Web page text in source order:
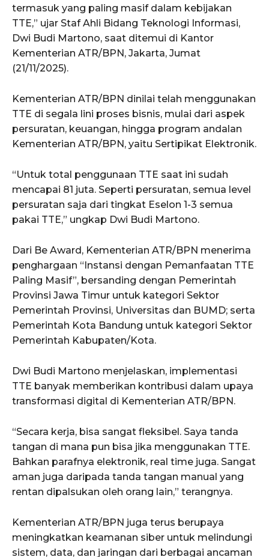
termasuk yang paling masif dalam kebijakan
TTE,” ujar Staf Ahli Bidang Teknologi Informasi,
Dwi Budi Martono, saat ditemui di Kantor
Kementerian ATR/BPN, Jakarta, Jumat
(21/11/2025).
Kementerian ATR/BPN dinilai telah menggunakan
TTE di segala lini proses bisnis, mulai dari aspek
persuratan, keuangan, hingga program andalan
Kementerian ATR/BPN, yaitu Sertipikat Elektronik.
“Untuk total penggunaan TTE saat ini sudah
mencapai 81 juta. Seperti persuratan, semua level
persuratan saja dari tingkat Eselon 1-3 semua
pakai TTE,” ungkap Dwi Budi Martono.
Dari Be Award, Kementerian ATR/BPN menerima
penghargaan “Instansi dengan Pemanfaatan TTE
Paling Masif”, bersanding dengan Pemerintah
Provinsi Jawa Timur untuk kategori Sektor
Pemerintah Provinsi, Universitas dan BUMD; serta
Pemerintah Kota Bandung untuk kategori Sektor
Pemerintah Kabupaten/Kota.
Dwi Budi Martono menjelaskan, implementasi
TTE banyak memberikan kontribusi dalam upaya
transformasi digital di Kementerian ATR/BPN.
“Secara kerja, bisa sangat fleksibel. Saya tanda
tangan di mana pun bisa jika menggunakan TTE.
Bahkan parafnya elektronik, real time juga. Sangat
aman juga daripada tanda tangan manual yang
rentan dipalsukan oleh orang lain,” terangnya.
Kementerian ATR/BPN juga terus berupaya
meningkatkan keamanan siber untuk melindungi
sistem, data, dan jaringan dari berbagai ancaman